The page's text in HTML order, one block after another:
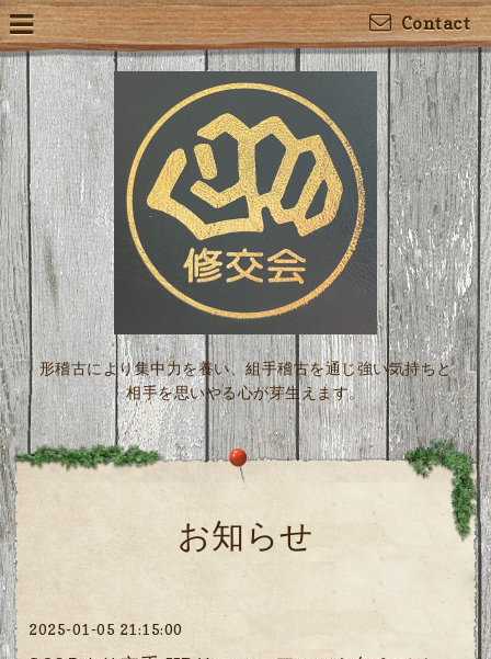
Contact
形稽古により集中力を養い、組手稽古を通じ強い気持ちと
相手を思いやる心が芽生えます。
お知らせ
2025-01-05 21:15:00